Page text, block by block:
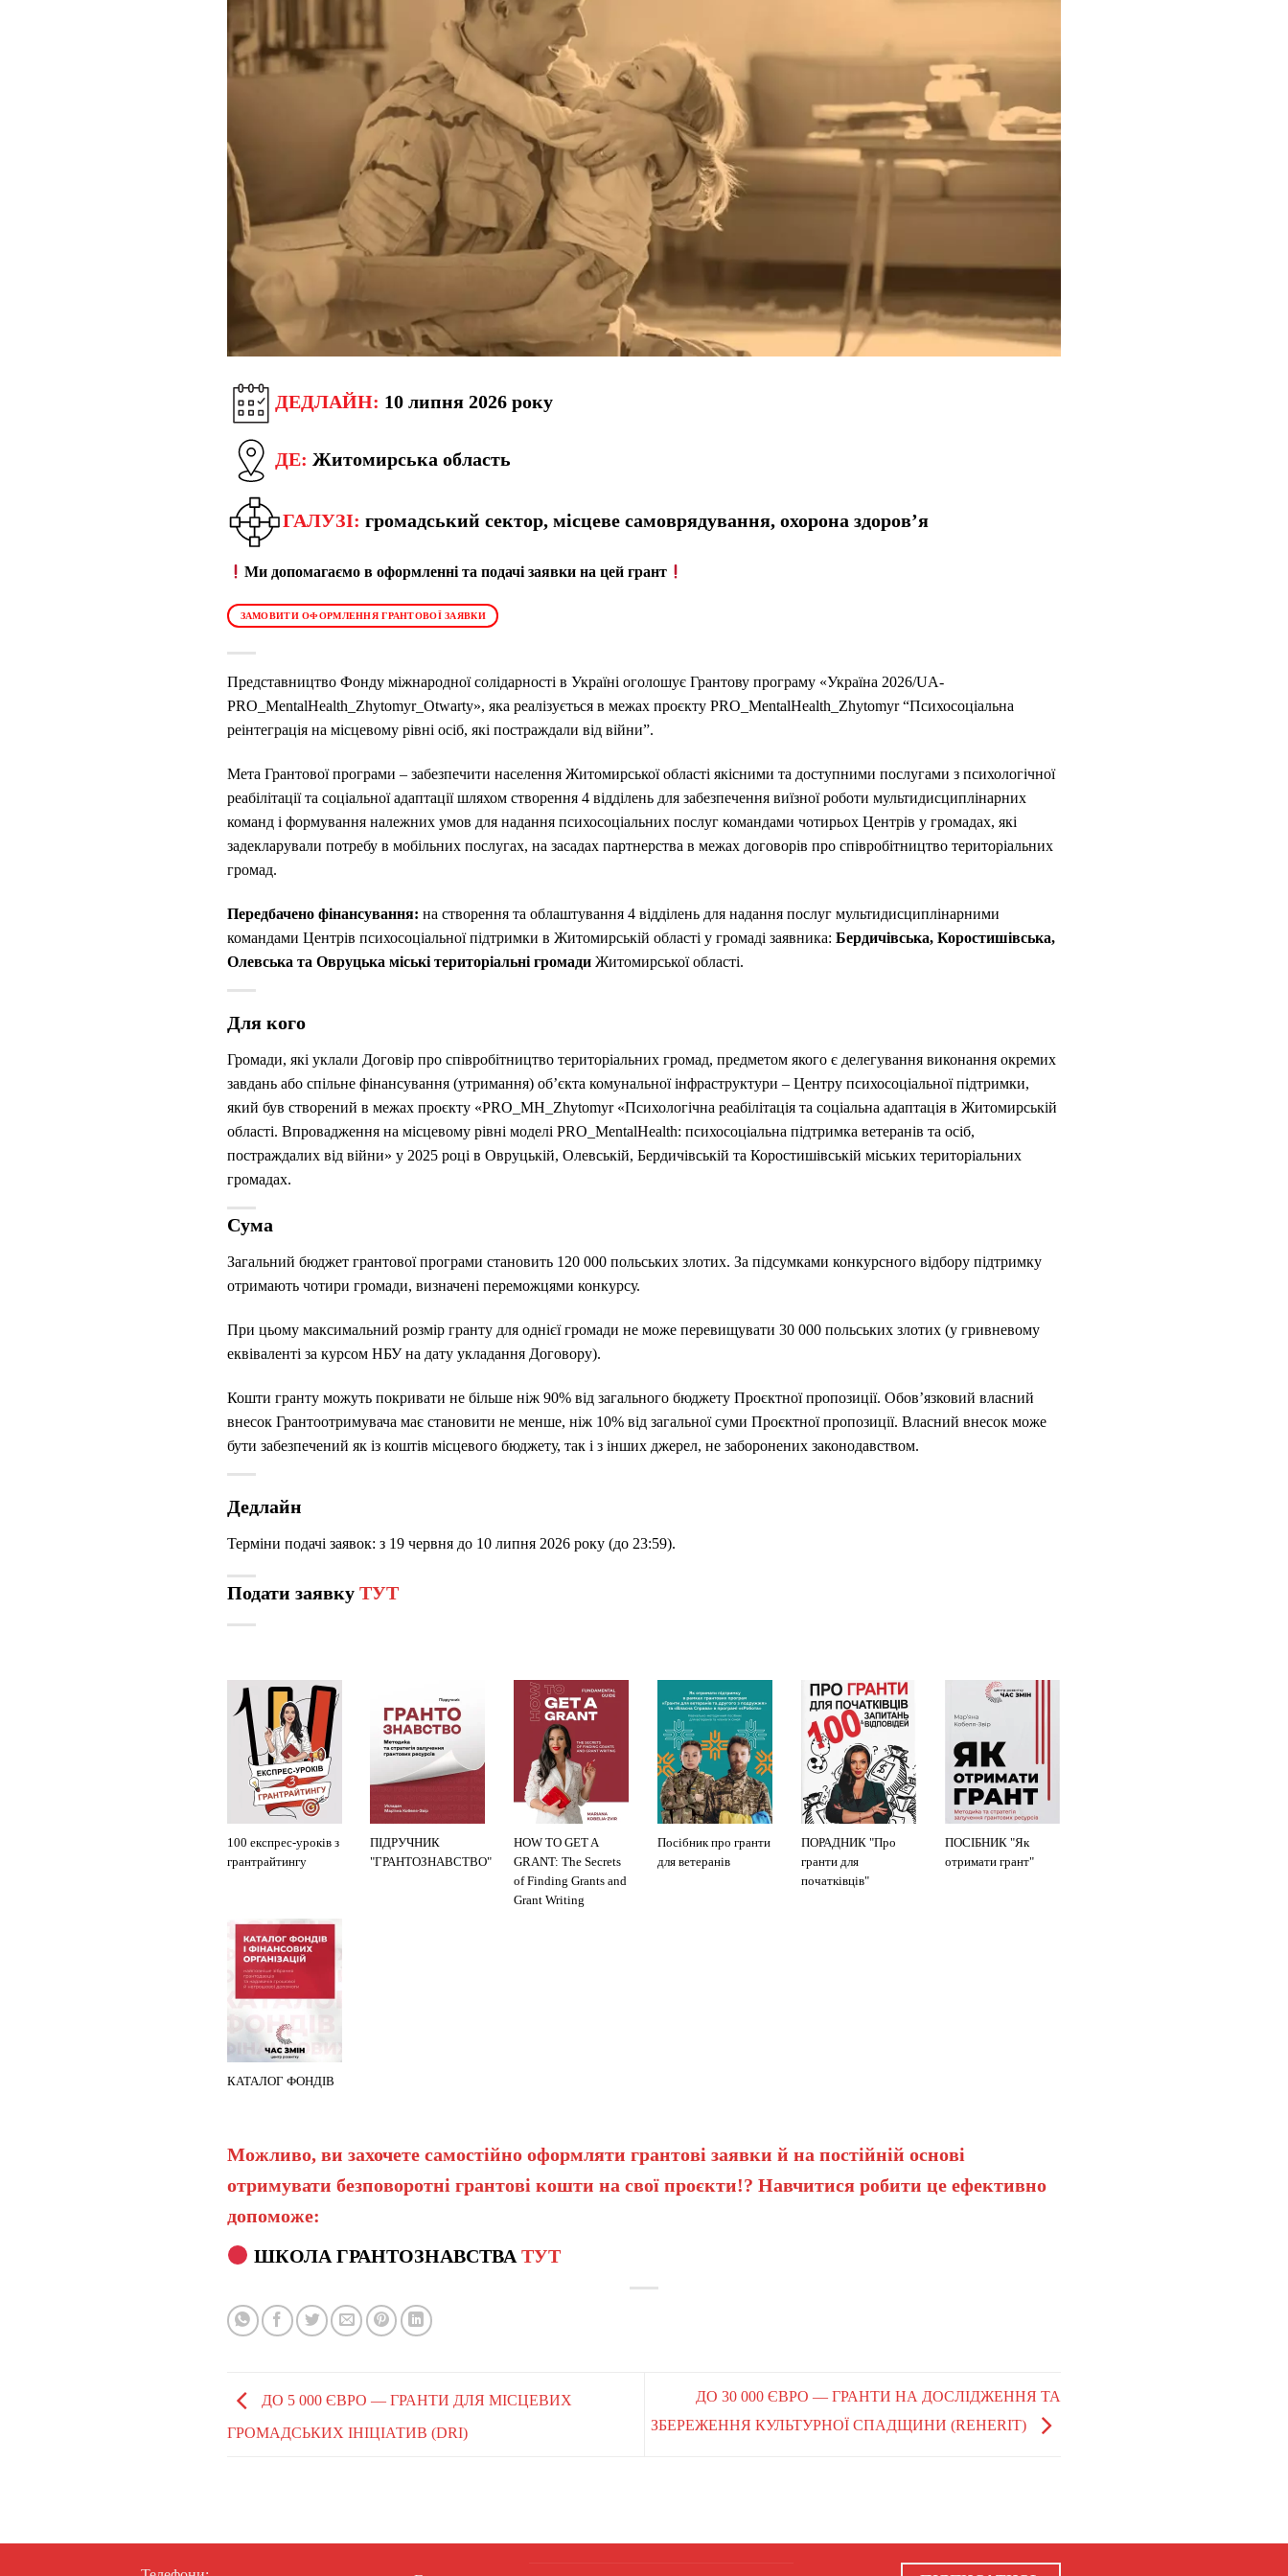
ДЕДЛАЙН: 10 липня 2026 року
ДЕ: Житомирська область
ГАЛУЗІ: громадський сектор, місцеве самоврядування, охорона здоров’я
Ми допомагаємо в оформленні та подачі заявки на цей грант
ЗАМОВИТИ ОФОРМЛЕННЯ ГРАНТОВОЇ ЗАЯВКИ
Представництво Фонду міжнародної солідарності в Україні оголошує Грантову програму «Україна 2026/UA-
PRO_MentalHealth_Zhytomyr_Otwarty», яка реалізується в межах проєкту PRO_MentalHealth_Zhytomyr “Психосоціальна
реінтеграція на місцевому рівні осіб, які постраждали від війни”.
Мета Грантової програми – забезпечити населення Житомирської області якісними та доступними послугами з психологічної
реабілітації та соціальної адаптації шляхом створення 4 відділень для забезпечення виїзної роботи мультидисциплінарних
команд і формування належних умов для надання психосоціальних послуг командами чотирьох Центрів у громадах, які
задекларували потребу в мобільних послугах, на засадах партнерства в межах договорів про співробітництво територіальних
громад.
Передбачено фінансування: на створення та облаштування 4 відділень для надання послуг мультидисциплінарними
командами Центрів психосоціальної підтримки в Житомирській області у громаді заявника: Бердичівська, Коростишівська,
Олевська та Овруцька міські територіальні громади Житомирської області.
Для кого
Громади, які уклали Договір про співробітництво територіальних громад, предметом якого є делегування виконання окремих
завдань або спільне фінансування (утримання) об’єкта комунальної інфраструктури – Центру психосоціальної підтримки,
який був створений в межах проєкту «PRO_MH_Zhytomyr «Психологічна реабілітація та соціальна адаптація в Житомирській
області. Впровадження на місцевому рівні моделі PRO_MentalHealth: психосоціальна підтримка ветеранів та осіб,
постраждалих від війни» у 2025 році в Овруцькій, Олевській, Бердичівській та Коростишівській міських територіальних
громадах.
Сума
Загальний бюджет грантової програми становить 120 000 польських злотих. За підсумками конкурсного відбору підтримку
отримають чотири громади, визначені переможцями конкурсу.
При цьому максимальний розмір гранту для однієї громади не може перевищувати 30 000 польських злотих (у гривневому
еквіваленті за курсом НБУ на дату укладання Договору).
Кошти гранту можуть покривати не більше ніж 90% від загального бюджету Проєктної пропозиції. Обов’язковий власний
внесок Грантоотримувача має становити не менше, ніж 10% від загальної суми Проєктної пропозиції. Власний внесок може
бути забезпечений як із коштів місцевого бюджету, так і з інших джерел, не заборонених законодавством.
Дедлайн
Терміни подачі заявок: з 19 червня до 10 липня 2026 року (до 23:59).
Подати заявку ТУТ
100 експрес-уроків з
грантрайтингу
ПІДРУЧНИК
"ГРАНТОЗНАВСТВО"
HOW TO GET A
GRANT: The Secrets
of Finding Grants and
Grant Writing
Посібник про гранти
для ветеранів
ПОРАДНИК "Про
гранти для
початківців"
ПОСІБНИК "Як
отримати грант"
КАТАЛОГ ФОНДІВ
Можливо, ви захочете самостійно оформляти грантові заявки й на постійній основі
отримувати безповоротні грантові кошти на свої проєкти!? Навчитися робити це ефективно
допоможе:
ШКОЛА ГРАНТОЗНАВСТВА ТУТ
ДО 5 000 ЄВРО — ГРАНТИ ДЛЯ МІСЦЕВИХ
ГРОМАДСЬКИХ ІНІЦІАТИВ (DRI)
ДО 30 000 ЄВРО — ГРАНТИ НА ДОСЛІДЖЕННЯ ТА
ЗБЕРЕЖЕННЯ КУЛЬТУРНОЇ СПАДЩИНИ (REHERIT)